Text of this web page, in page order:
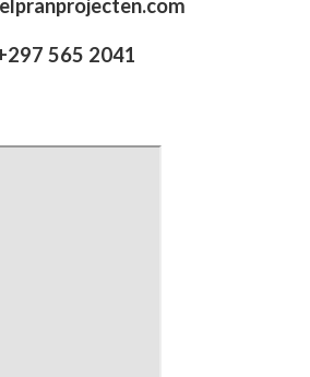
565 2041​